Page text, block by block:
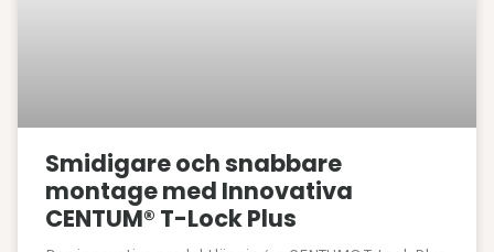
Smidigare och snabbare
montage med Innovativa
CENTUM® T-Lock Plus